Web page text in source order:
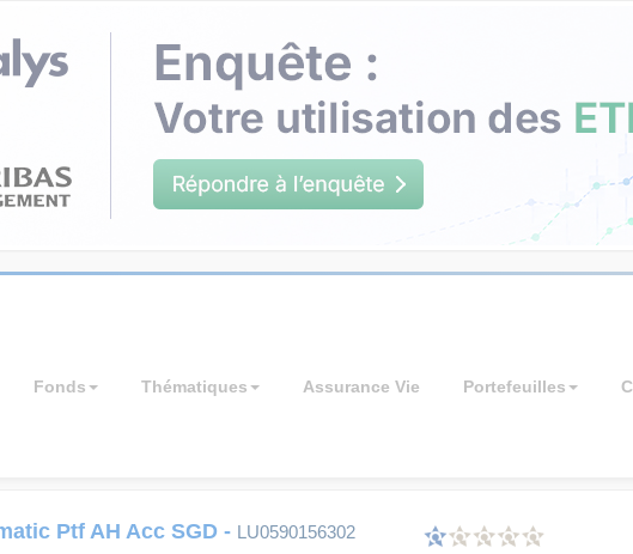
Fonds Thématiques Assurance Vie Portefeuilles
Ptf AH Acc SGD - LU0590156302